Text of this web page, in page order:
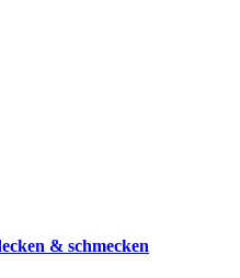
& schmecken